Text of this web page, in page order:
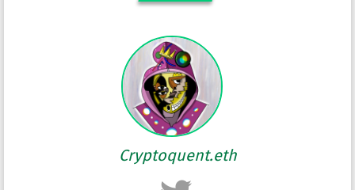
Cryptoquent.eth